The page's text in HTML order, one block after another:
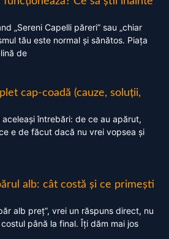
„Sereni Capelli păreri” sau „chiar
tău este normal și sănătos. Piața
de
cap-coadă (cauze, soluții,
întrebări: de ce au apărut,
e de făcut dacă nu vrei vopsea și
alb: cât costă și ce primești
alb preț”, vrei un răspuns direct, nu
până la final. Îți dăm mai jos